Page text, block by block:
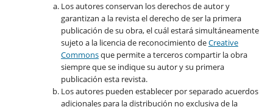
Los autores conservan los derechos de autor y
garantizan a la revista el derecho de ser la primera
publicación de su obra, el cuál estará simultáneamente
sujeto a la licencia de reconocimiento deCreative
Commonsque permite a terceros compartir la obra
siempre que se indique su autor y su primera
publicación esta revista.
Los autores pueden establecer por separado acuerdos
adicionales para la distribución no exclusiva de la